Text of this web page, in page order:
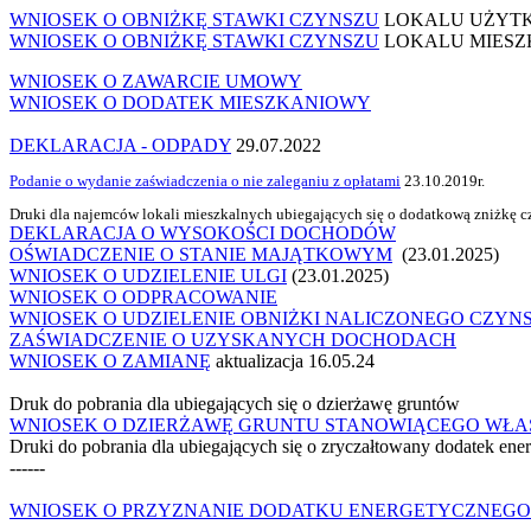
WNIOSEK O OBNIŻKĘ STAWKI CZYNSZU LOKALU
WNIOSEK O OBNIŻKĘ STAWKI CZYNSZU LOKALU
WNIOSEK O ZAWARCIE UMOWY
WNIOSEK O DODATEK MIESZKANIOWY
DEKLARACJA - ODPADY 29.07.2022
Podanie o wydanie zaświadczenia o nie zaleganiu z opłatami 23.10.2019r.
Druki dla najemców lokali mieszkalnych ubiegających się o dodatkową zniżkę
DEKLARACJA O WYSOKOŚCI DOCHODÓW
OŚWIADCZENIE O STANIE MAJĄTKOWYM (23.01.2025)
WNIOSEK O UDZIELENIE ULGI (23.01.2025)
WNIOSEK O ODPRACOWANIE
WNIOSEK O UDZIELENIE OBNIŻKI NALICZONEGO
ZAŚWIADCZENIE O UZYSKANYCH DOCHODACH
WNIOSEK O ZAMIANĘ aktualizacja 16.05.24
Druk do pobrania dla ubiegających się o dzierżawę gruntów
WNIOSEK O DZIERŻAWĘ GRUNTU STANOWIĄCEGO
Druki do pobrania dla ubiegających się o zryczałtowany dodatek
------
WNIOSEK O PRZYZNANIE DODATKU ENERGETYCZNEGO